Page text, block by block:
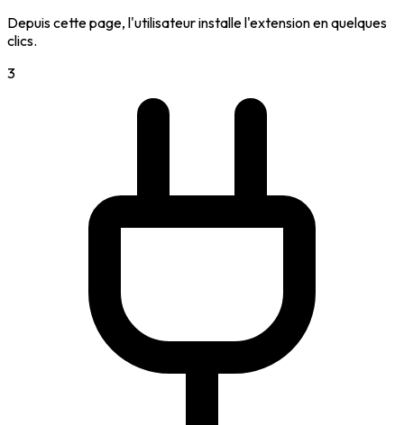
Depuis cette page, l'utilisateur installe l'extension en quelques
clics.
3